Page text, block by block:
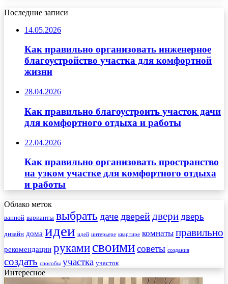
Последние записи
14.05.2026
Как правильно организовать инженерное
благоустройство участка для комфортной
жизни
28.04.2026
Как правильно благоустроить участок дачи
для комфортного отдыха и работы
22.04.2026
Как правильно организовать пространство
на узком участке для комфортного отдыха
и работы
Облако меток
ванной варианты выбрать даче дверейдвери дверь
дизайн дома идеи идей интерьере квартире комнаты правильно
рекомендации руками своимисоветы создания
создать способы участка участок
Интересное